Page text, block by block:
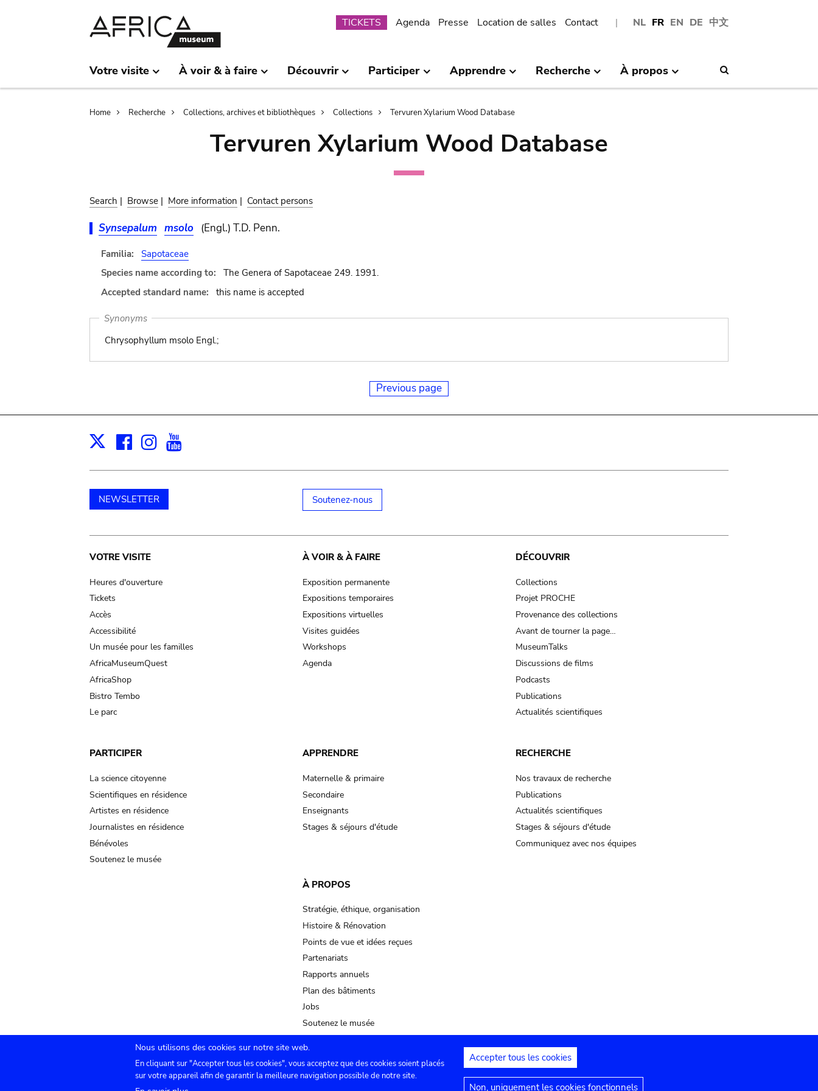
NL FR EN DE 中文
Submenu
TICKETS Agenda Presse Location de salles Contact
Votre visite À voir & à faire Découvrir Participer Apprendre Recherche À propos
Breadcrumb
Home Recherche Collections, archives et bibliothèques Collections Tervuren Xylarium Wood Database
Tervuren Xylarium Wood Database
Search | Browse | More information | Contact persons
Synsepalum msolo (Engl.) T.D. Penn.
Familia:
Sapotaceae
Species name according to:
The Genera of Sapotaceae 249. 1991.
Accepted standard name:
this name is accepted
Synonyms
Chrysophyllum msolo Engl.;
Previous page
X Facebook
Instagram
NEWSLETTER Soutenez-nous
Main
navigation
VOTRE VISITE
Heures d'ouverture
Tickets
Accès
Accessibilité
Un musée pour les familles
AfricaMuseumQuest
AfricaShop
Bistro Tembo
Le parc
À VOIR & À FAIRE
Exposition permanente
Expositions temporaires
Expositions virtuelles
Visites guidées
Workshops
Agenda
DÉCOUVRIR
Collections
Projet PROCHE
Provenance des collections
Avant de tourner la page…
MuseumTalks
Discussions de films
Podcasts
Publications
Actualités scientifiques
PARTICIPER
La science citoyenne
Scientifiques en résidence
Artistes en résidence
Journalistes en résidence
Bénévoles
Soutenez le musée
APPRENDRE
Maternelle & primaire
Secondaire
Enseignants
Stages & séjours d'étude
RECHERCHE
Nos travaux de recherche
Publications
Actualités scientifiques
Stages & séjours d'étude
Communiquez avec nos équipes
À PROPOS
Stratégie, éthique, organisation
Histoire & Rénovation
Points de vue et idées reçues
Partenariats
Rapports annuels
Plan des bâtiments
Jobs
Soutenez le musée
Submenu
Agenda Presse Location de salles Contact Paramètres de confidentialité Mentions juridiques Déclaration d'accessibilité
Nous utilisons des cookies sur notre site web.
En cliquant sur "Accepter tous les cookies", vous acceptez que des cookies soient placés
sur votre appareil afin de garantir la meilleure navigation possible de notre site.
Accepter tous les cookies
Non, uniquement les cookies fonctionnels